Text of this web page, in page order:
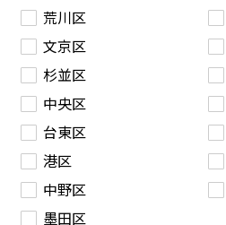
荒川区
文京区
杉並区
中央区
台東区
港区
中野区
墨田区